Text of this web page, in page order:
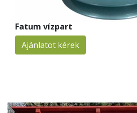
Fatum vízpart
Ajánlatot kérek